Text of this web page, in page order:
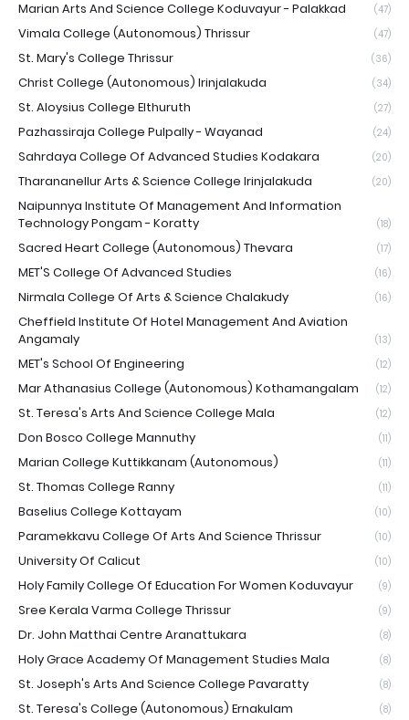
Marian Arts And Science College Koduvayur - Palakkad (47)
Vimala College (Autonomous) Thrissur (47)
St. Mary's College Thrissur (36)
Christ College (Autonomous) Irinjalakuda (34)
St. Aloysius College Elthuruth (27)
Pazhassiraja College Pulpally - Wayanad (24)
Sahrdaya College Of Advanced Studies Kodakara (20)
Tharananellur Arts & Science College Irinjalakuda (20)
Naipunnya Institute Of Management And Information
Technology Pongam - Koratty
(18)
Sacred Heart College (Autonomous) Thevara (17)
MET'S College Of Advanced Studies (16)
Nirmala College Of Arts & Science Chalakudy (16)
Cheffield Institute Of Hotel Management And Aviation
Angamaly
(13)
MET's School Of Engineering (12)
Mar Athanasius College (Autonomous) Kothamangalam (12)
St. Teresa's Arts And Science College Mala (12)
Don Bosco College Mannuthy (11)
Marian College Kuttikkanam (Autonomous) (11)
St. Thomas College Ranny (11)
Baselius College Kottayam (10)
Paramekkavu College Of Arts And Science Thrissur (10)
University Of Calicut (10)
Holy Family College Of Education For Women Koduvayur (9)
Sree Kerala Varma College Thrissur (9)
Dr. John Matthai Centre Aranattukara (8)
Holy Grace Academy Of Management Studies Mala (8)
St. Joseph's Arts And Science College Pavaratty (8)
St. Teresa's College (Autonomous) Ernakulam (8)